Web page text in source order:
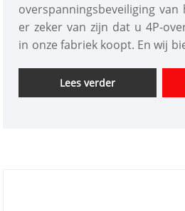
overspanningsbeveiliging
er zeker van zijn dat u 4P-
in onze fabriek koopt. En wij
overspanningsbeveiliging
geschikt voor AC 50/60Hz,
Lees verder